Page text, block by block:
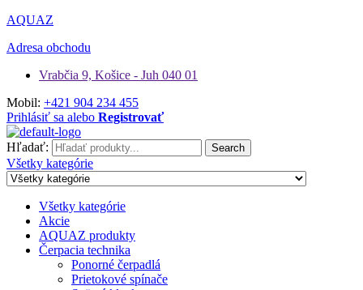
AQUAZ
Adresa obchodu
Vrabčia 9, Košice - Juh 040 01
Mobil: +421 904 234 455
Prihlásiť sa alebo Registrovať
Hľadať: Search
Všetky kategórie
Všetky kategórie
Akcie
AQUAZ produkty
Čerpacia technika
Ponorné čerpadlá
Prietokové spínače